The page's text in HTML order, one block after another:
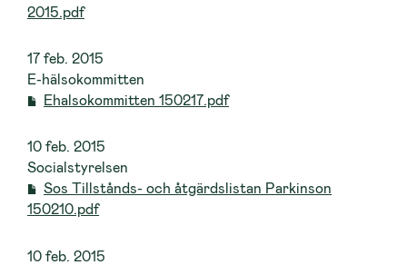
2015.pdf
17 feb. 2015
E-hälsokommitten
Ehalsokommitten 150217.pdf
10 feb. 2015
Socialstyrelsen
Sos Tillstånds- och åtgärdslistan Parkinson
150210.pdf
10 feb. 2015